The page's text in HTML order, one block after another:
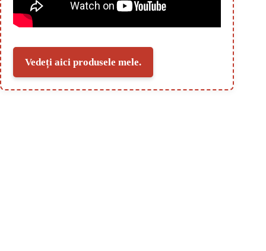
Vedeți aici produsele mele.